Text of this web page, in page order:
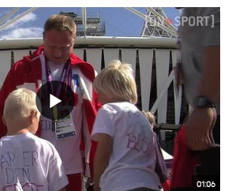
01:06